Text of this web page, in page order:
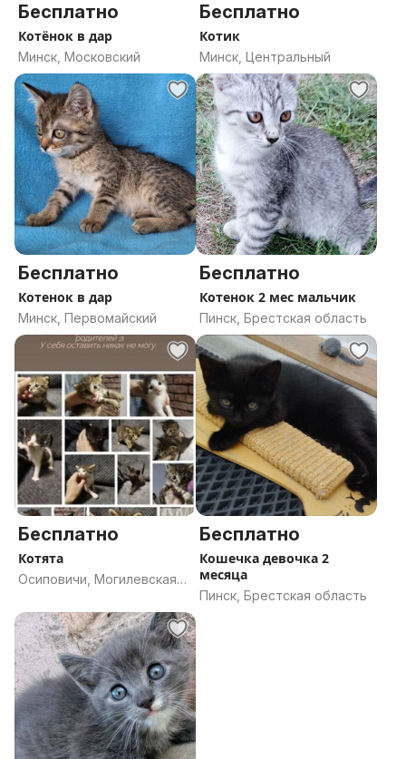
Бесплатно
Котёнок в дар
Минск, Московский
Бесплатно
Котик
Минск, Центральный
Бесплатно
Котенок в дар
Минск, Первомайский
Бесплатно
Котенок 2 мес мальчик
Пинск, Брестская область
Бесплатно
Котята
Осиповичи, Могилевская
Бесплатно
Кошечка девочка 2
месяца
Пинск, Брестская область